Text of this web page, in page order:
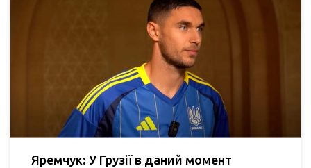
Яремчук: У Грузії в даний момент